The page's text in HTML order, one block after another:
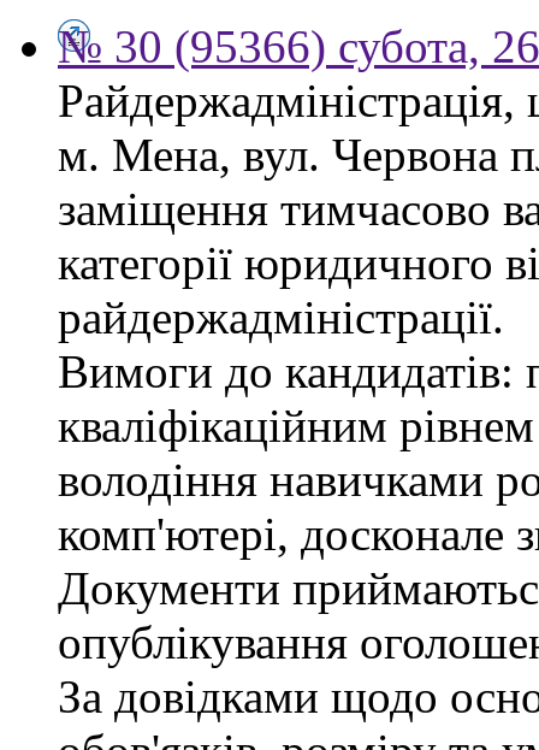
№ 30 (95366) субота,
м. Мена, вул. Червона
заміщення тимчасово
категорії юридичного
райдержадміністрації.
Вимоги до кандидатів:
кваліфікаційним
володіння навичками
комп'ютері, досконале
Документи
опублікування
За довідками щодо